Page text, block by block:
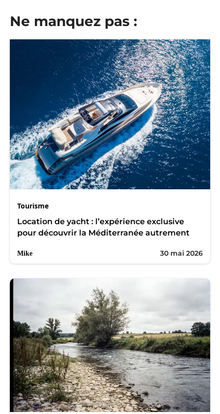
Ne manquez pas :
Tourisme
Location de yacht : l’expérience exclusive
pour découvrir la Méditerranée autrement
Mike 30 mai 2026